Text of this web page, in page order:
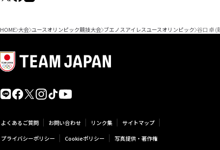
HOME 大会 ユースオリンピック競技大会 ブエノスアイレスユースオリンピック 谷口 卓 (
よくあるご質問 お問い合わせ リンク集
サイトマップ
プライバシーポリシー
Cookieポリシー 写真提供・著作権